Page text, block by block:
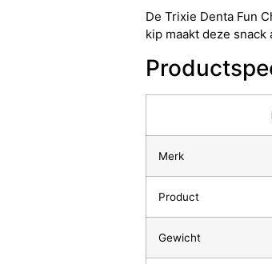
De Trixie Denta Fun
kip maakt deze
Merk
Product
Gewicht